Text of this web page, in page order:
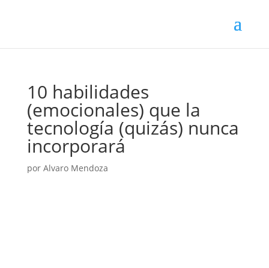
10 habilidades
(emocionales) que la
tecnología (quizás) nunca
incorporará
por Alvaro Mendoza